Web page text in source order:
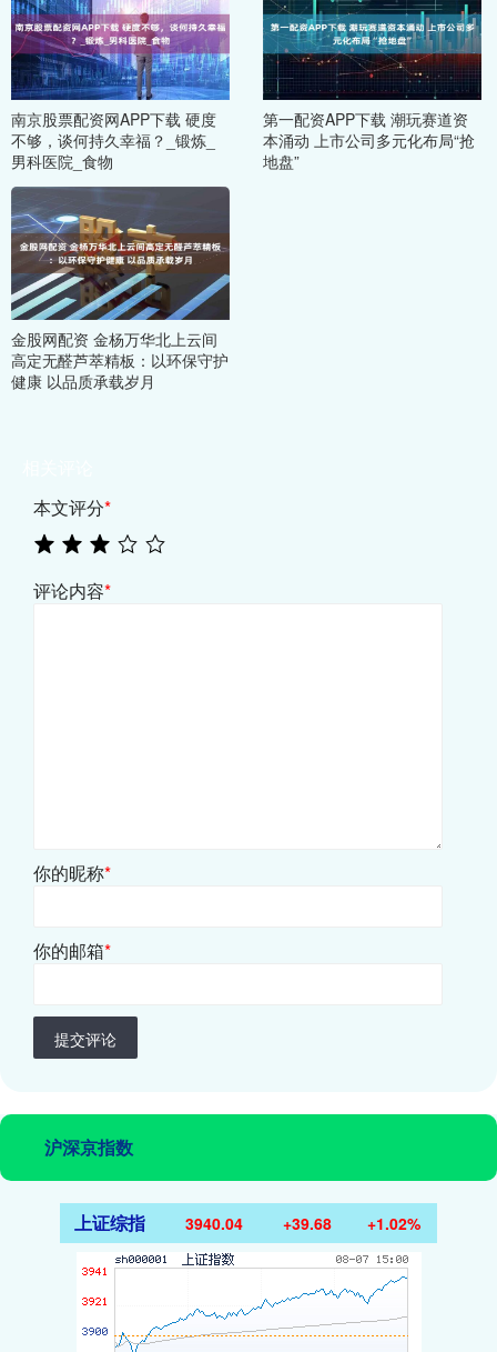
南京股票配资网APP下载 硬度
不够，谈何持久幸福？_锻炼_
男科医院_食物
第一配资APP下载 潮玩赛道资
本涌动 上市公司多元化布局“抢
地盘”
金股网配资 金杨万华北上云间
高定无醛芦萃精板：以环保守护
健康 以品质承载岁月
本文评分*
评论内容*
你的昵称*
你的邮箱*
提交评论
沪深京指数
上证综指 3940.04 +39.68 +1.02%